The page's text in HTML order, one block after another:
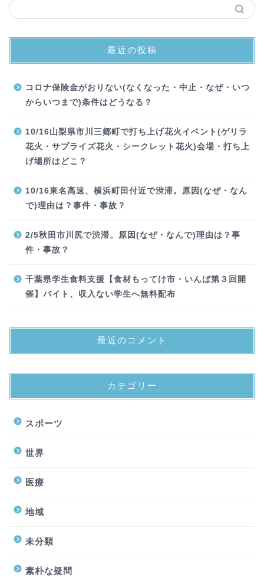
最近の投稿
コロナ保険金がおりない(なくなった・中止・なぜ・いつ
からいつまで)条件はどうなる？
10/16山梨県市川三郷町で打ち上げ花火イベント(ゲリラ
花火・サプライズ花火・シークレット花火)会場・打ち上
げ場所はどこ？
10/16東名高速、横浜町田付近で渋滞。原因(なぜ・なん
で)理由は？事件・事故？
2/5秋田市川尻で渋滞。原因(なぜ・なんで)理由は？事
件・事故？
千葉県学生食料支援【食材もってけ市・いんば第３回開
催】バイト、収入ない学生へ無料配布
最近のコメント
カテゴリー
スポーツ
世界
医療
地域
未分類
素朴な疑問